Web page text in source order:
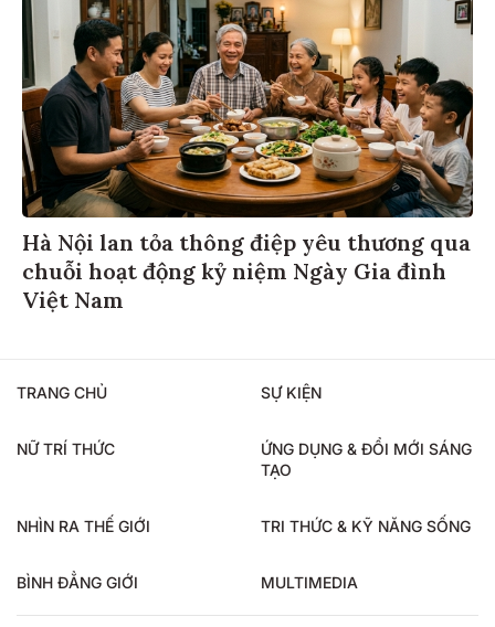
Hà Nội lan tỏa thông điệp yêu thương qua
chuỗi hoạt động kỷ niệm Ngày Gia đình
Việt Nam
TRANG CHỦ SỰ KIỆN
NỮ TRÍ THỨC
ỨNG DỤNG & ĐỔI MỚI SÁNG
TẠO
NHÌN RA THẾ GIỚI TRI THỨC & KỸ NĂNG SỐNG
BÌNH ĐẲNG GIỚI MULTIMEDIA